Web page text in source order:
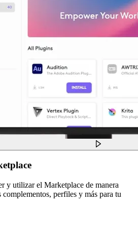
y utilizar el Marketplace de manera
perfiles y más para tu